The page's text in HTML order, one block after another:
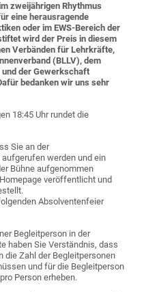
zweijährigen Rhythmus
eine herausragende
oder im EWS-Bereich der
wird der Preis in diesem
Verbänden für Lehrkräfte,
(BLLV), dem
der Gewerkschaft
bedanken wir uns sehr
18:45 Uhr rundet die
Sie an der
werden und ein
Bühne aufgenommen
veröffentlicht und
Absolventenfeier
Begleitperson in der
haben Sie Verständnis, dass
die Zahl der Begleitpersonen
und für die Begleitperson
Person erheben.